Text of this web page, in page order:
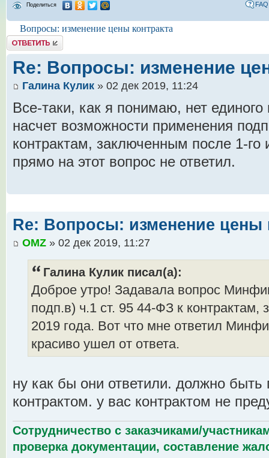
Поделиться FAQ
Вопросы: изменение цены контракта
Комментировать
Re: Вопросы: изменение
Галина Кулик » 02 дек 2019, 11:24
Все-таки, как я понимаю, нет
насчет возможности применения
контрактам, заключенным после 1-
прямо на этот вопрос не ответил.
Re: Вопросы: изменение цены
OMZ » 02 дек 2019, 11:27
Галина Кулик писал(а):
Доброе утро! Задавала вопрос
подп.в) ч.1 ст. 95 44-ФЗ к
2019 года. Вот что мне ответил
красиво ушел от ответа.
ну как бы они ответили. должно быть
контрактом. у вас контрактом не
Сотрудничество с заказчиками/
проверка документации, составление